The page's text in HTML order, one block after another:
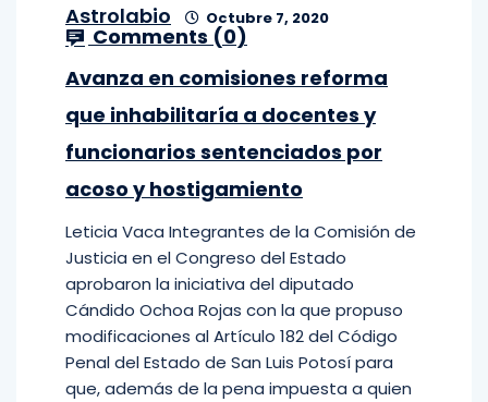
Astrolabio Octubre 7, 2020
Comments (0)
Avanza en comisiones reforma
que inhabilitaría a docentes y
funcionarios sentenciados por
acoso y hostigamiento
Leticia Vaca Integrantes de la Comisión de
Justicia en el Congreso del Estado
aprobaron la iniciativa del diputado
Cándido Ochoa Rojas con la que propuso
modificaciones al Artículo 182 del Código
Penal del Estado de San Luis Potosí para
que, además de la pena impuesta a quien